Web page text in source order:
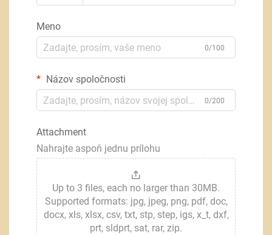
Meno
0/100
Názov spoločnosti
0/200
Attachment
Nahrajte aspoň jednu prílohu
Up to 3 files, each no larger than 30MB.
Supported formats: jpg, jpeg, png, pdf, doc,
docx, xls, xlsx, csv, txt, stp, step, igs, x_t, dxf,
prt, sldprt, sat, rar, zip.